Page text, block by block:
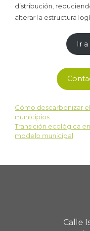
distribución,
alterar la estructura
Ir
Cómo descarbonizar
municipios
Transición ecológica
modelo municipal
Calle